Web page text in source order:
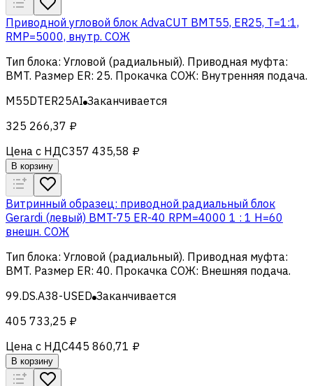
Приводной угловой блок AdvaCUT BMT55, ER25, T=1:1,
RMP=5000, внутр. СОЖ
Тип блока: Угловой (радиальный). Приводная муфта:
BMT. Размер ER: 25. Прокачка СОЖ: Внутренняя подача.
M55DTER25AI Заканчивается
325 266,37 ₽
Цена с НДС357 435,58 ₽
В корзину
Витринный образец: приводной радиальный блок
Gerardi (левый) BMT-75 ER-40 RPM=4000 1 : 1 H=60
внешн. СОЖ
Тип блока: Угловой (радиальный). Приводная муфта:
BMT. Размер ER: 40. Прокачка СОЖ: Внешняя подача.
99.DS.A38-USED Заканчивается
405 733,25 ₽
Цена с НДС445 860,71 ₽
В корзину